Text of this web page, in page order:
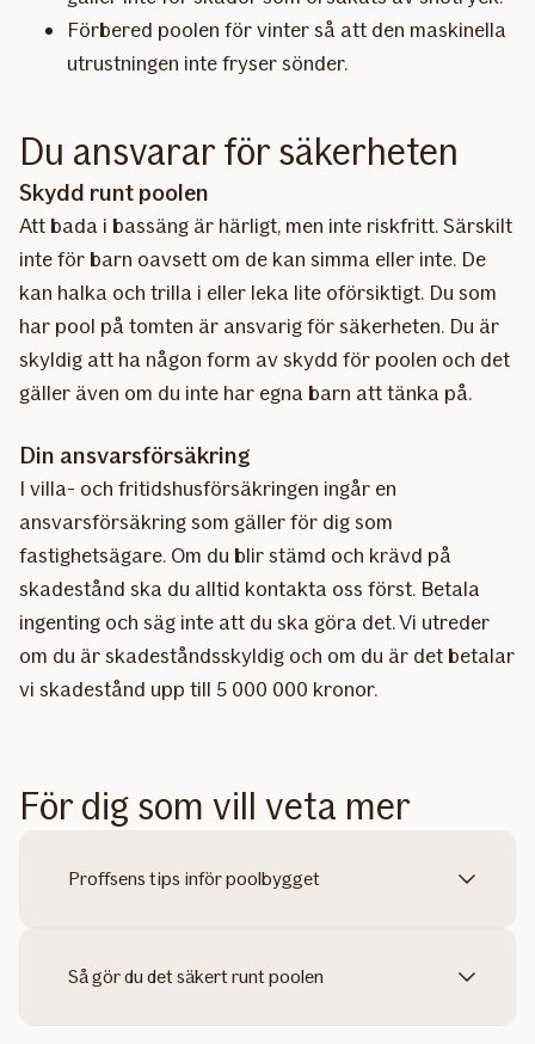
Förbered poolen för vinter så att den maskinella
utrustningen inte fryser sönder.
Du ansvarar för säkerheten
Skydd runt poolen
Att bada i bassäng är härligt, men inte riskfritt. Särskilt
inte för barn oavsett om de kan simma eller inte. De
kan halka och trilla i eller leka lite oförsiktigt. Du som
har pool på tomten är ansvarig för säkerheten. Du är
skyldig att ha någon form av skydd för poolen och det
gäller även om du inte har egna barn att tänka på.
Din ansvarsförsäkring
I villa- och fritidshusförsäkringen ingår en
ansvarsförsäkring som gäller för dig som
fastighetsägare. Om du blir stämd och krävd på
skadestånd ska du alltid kontakta oss först. Betala
ingenting och säg inte att du ska göra det. Vi utreder
om du är skadeståndsskyldig och om du är det betalar
vi skadestånd upp till 5 000 000 kronor.
För dig som vill veta mer
Proffsens tips inför poolbygget
Så gör du det säkert runt poolen